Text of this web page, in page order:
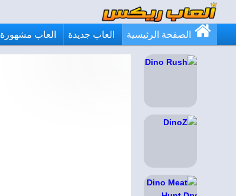
الصفحة الرئيسية العاب جديدة العاب مشهورة